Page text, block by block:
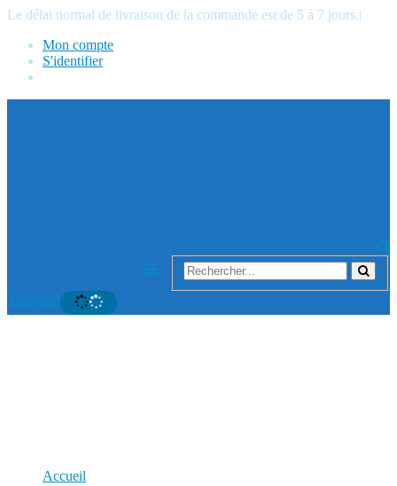
Le délai normal de livraison de la commande est de 5 à 7 jours.|
Mon compte
S'identifier
Trustpilot
Accueil